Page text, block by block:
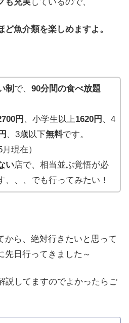
も充実しているので、
ど魚介類を楽しめますよ。
制 で、 90分間の食べ放題
円 、小学生以上1620円 、4
、3歳以下無料です。
現在）
い店で、相当並ぶ覚悟が必
、、、でも行ってみたい！
から、絶対行きたいと思って
先日行ってきました～
説してますのでよかったらご